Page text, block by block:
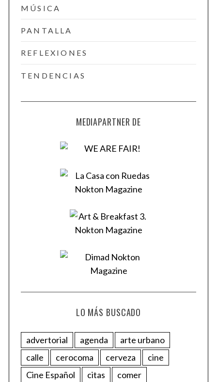
MÚSICA
PANTALLA
REFLEXIONES
TENDENCIAS
MEDIAPARTNER DE
LO MÁS BUSCADO
advertorial agenda
arte urbano
calle
cerocoma cerveza
cine
Cine Español
citas
comer